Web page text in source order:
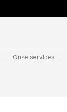
Onze services